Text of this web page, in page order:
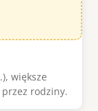
większe
rodziny.